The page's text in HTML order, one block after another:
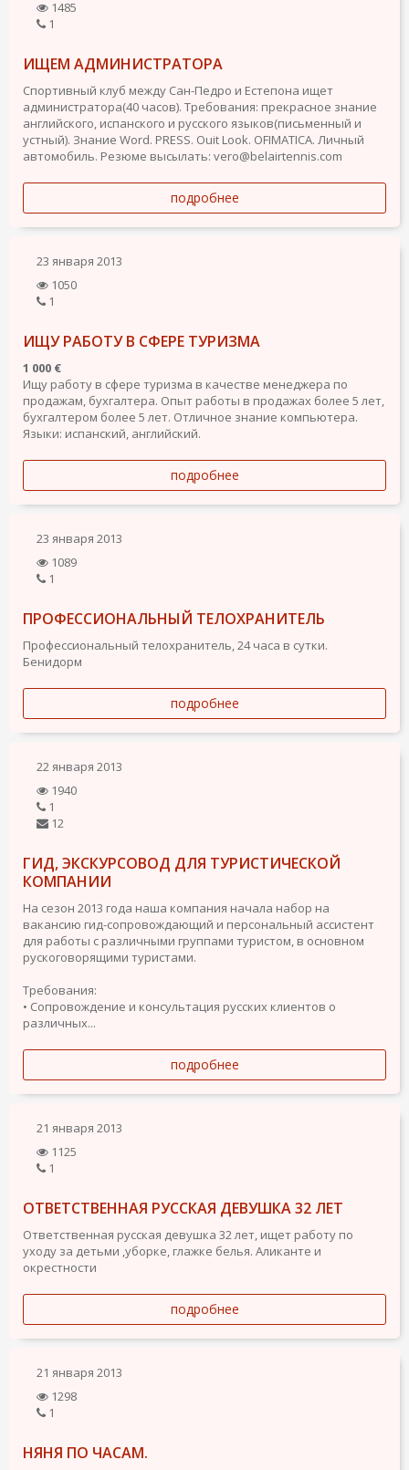
1485
1
ИЩЕМ АДМИНИСТРАТОРА
Спортивный клуб между Сан-Педро и Естепона ищет
администратора(40 часов). Требования: прекрасное знание
английского, испанского и русского языков(письменный и
устный). Знание Word. PRESS. Ouit Look. OFIMATICA. Личный
автомобиль. Резюме высылать: vero@belairtennis.com
подробнее
23 января 2013
1050
1
ИЩУ РАБОТУ В СФЕРЕ ТУРИЗМА
1 000 €
Ищу работу в сфере туризма в качестве менеджера по
продажам, бухгалтера. Опыт работы в продажах более 5 лет,
бухгалтером более 5 лет. Отличное знание компьютера.
Языки: испанский, английский.
подробнее
23 января 2013
1089
1
ПРОФЕССИОНАЛЬНЫЙ ТЕЛОХРАНИТЕЛЬ
Профессиональный телохранитель, 24 часа в сутки.
Бенидорм
подробнее
22 января 2013
1940
1
12
ГИД, ЭКСКУРСОВОД ДЛЯ ТУРИСТИЧЕСКОЙ
КОМПАНИИ
На сезон 2013 года наша компания начала набор на
вакансию гид-сопровождающий и персональный ассистент
для работы с различными группами туристом, в основном
рускоговорящими туристами.
Требования:
• Сопровождение и консультация русских клиентов о
различных...
подробнее
21 января 2013
1125
1
OТВЕТСТВЕННАЯ РУССКАЯ ДЕВУШКА 32 ЛЕТ
Oтветственная русская девушка 32 лет, ищет работу по
уходу за детьми ,уборке, глажке белья. Aликанте и
окрестности
подробнее
21 января 2013
1298
1
НЯНЯ ПО ЧАСАМ.